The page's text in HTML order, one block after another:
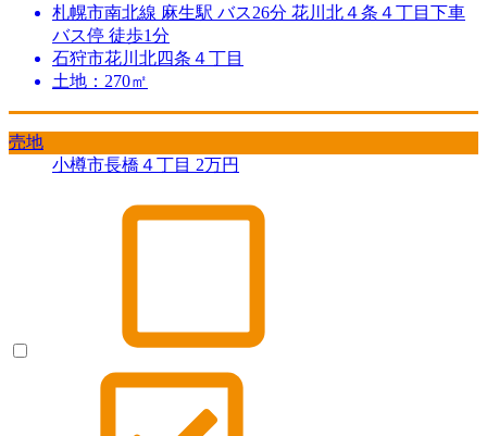
札幌市南北線 麻生駅 バス26分 花川北４条４丁目下車
バス停 徒歩1分
石狩市花川北四条４丁目
土地：270㎡
売地
小樽市長橋４丁目 2万円